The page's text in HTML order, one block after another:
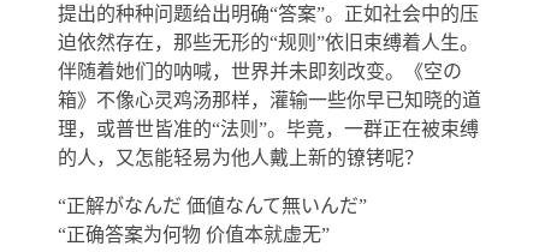
提出的种种问题给出明确“答案”。正如社会中的压
迫依然存在，那些无形的“规则”依旧束缚着人生。
伴随着她们的呐喊，世界并未即刻改变。《空の
箱》不像心灵鸡汤那样，灌输一些你早已知晓的道
理，或普世皆准的“法则”。毕竟，一群正在被束缚
的人，又怎能轻易为他人戴上新的镣铐呢？
“正解がなんだ 価値なんて無いんだ”
“正确答案为何物 价值本就虚无”